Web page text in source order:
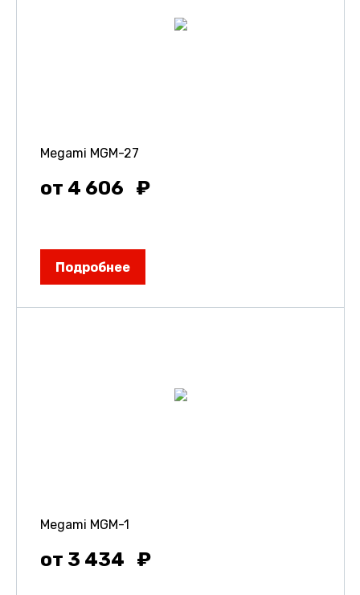
Megami MGM-27
от 4 606
Подробнее
Megami MGM-1
от 3 434